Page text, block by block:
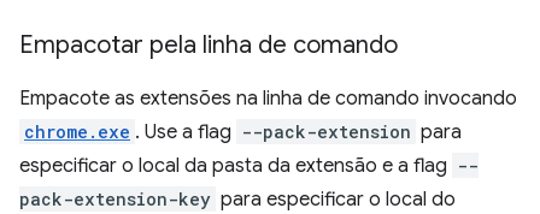
Empacotar pela linha de comando
Empacote as extensões na linha de comando invocando
chrome.exe . Use a flag --pack-extension para
especificar o local da pasta da extensão e a flag --
pack-extension-key para especificar o local do